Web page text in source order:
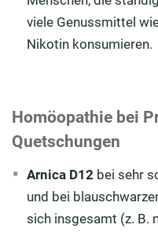
viele Genussmittel
Nikotin konsumieren.
Homöopathie bei
Quetschungen
Arnica D12 bei sehr
und bei
sich insgesamt (z. B.